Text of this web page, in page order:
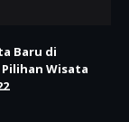
Baru di
Wisata